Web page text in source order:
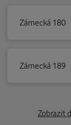
Zámecká 180
Zámecká 189
Zobrazit